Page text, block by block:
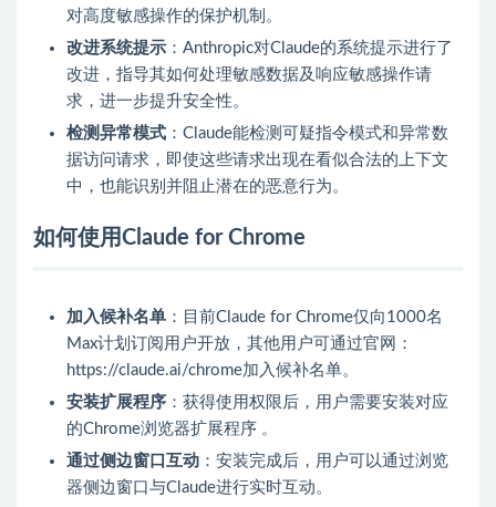
对高度敏感操作的保护机制。
改进系统提示 ：Anthropic对Claude的系统提示进行了
改进，指导其如何处理敏感数据及响应敏感操作请
求，进一步提升安全性。
检测异常模式 ：Claude能检测可疑指令模式和异常数
据访问请求，即使这些请求出现在看似合法的上下文
中，也能识别并阻止潜在的恶意行为。
如何使用Claude for Chrome
加入候补名单 ：目前Claude for Chrome仅向1000名
Max计划订阅用户开放，其他用户可通过官网：
https://claude.ai/chrome加入候补名单。
安装扩展程序 ：获得使用权限后，用户需要安装对应
的Chrome浏览器扩展程序 。
通过侧边窗口互动 ：安装完成后，用户可以通过浏览
器侧边窗口与Claude进行实时互动。